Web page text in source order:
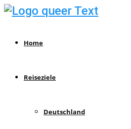
Home
Reiseziele
Deutschland